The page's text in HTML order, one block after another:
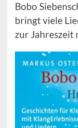
Bobo
bringt viele
zur Jahreszeit